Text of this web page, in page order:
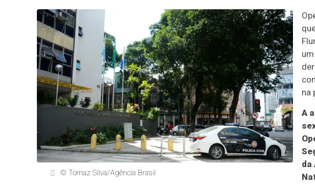
© Tomaz Silva/Agência Brasil
na
A
da